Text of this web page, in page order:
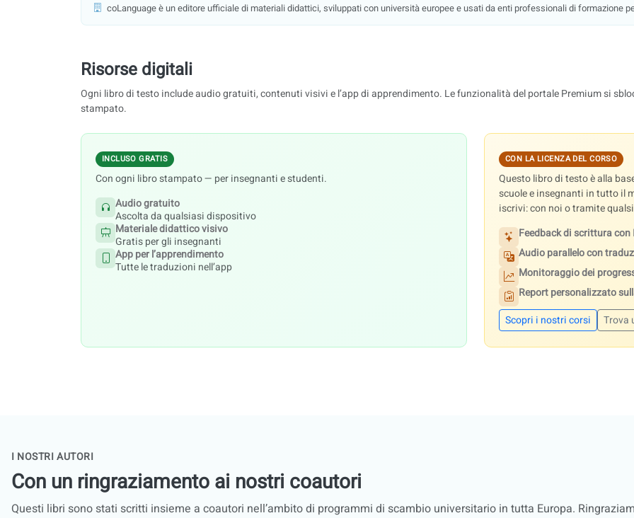
coLanguage è un editore ufficiale di materiali didattici, sviluppati con università europee e usati da enti professionali di formazione
Risorse digitali
Ogni libro di testo include audio gratuiti, contenuti visivi e l’app di apprendimento. Le funzionalità del portale Premium si
stampato.
INCLUSO GRATIS
Con ogni libro stampato — per insegnanti e studenti.
Audio gratuito
Ascolta da qualsiasi dispositivo
Materiale didattico visivo
Gratis per gli insegnanti
App per l’apprendimento
Tutte le traduzioni nell’app
CON LA LICENZA DEL CORSO
Questo libro di testo è alla
scuole e insegnanti in tutto il
iscrivi: con noi o tramite
Feedback di scrittura con
Audio parallelo con
Monitoraggio dei
Report personalizzato
Scopri i nostri corsi
Trova
I NOSTRI AUTORI
Con un ringraziamento ai nostri coautori
Questi libri sono stati scritti insieme a coautori nell’ambito di programmi di scambio universitario in tutta Europa.